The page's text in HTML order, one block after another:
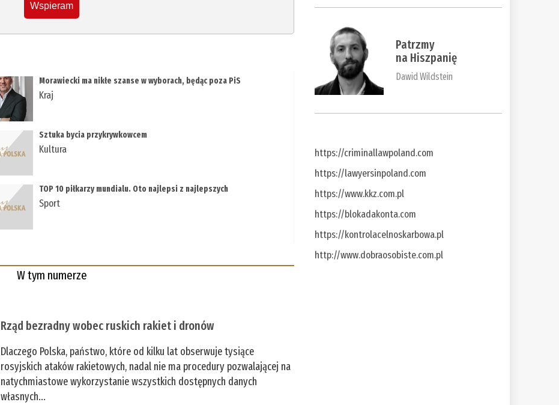
Wspieram
Morawiecki ma nikłe szanse w wyborach, będąc poza PiS
Kraj
Sztuka bycia przykrywkowcem
Kultura
TOP 10 piłkarzy mundialu. Oto najlepsi z najlepszych
Sport
W tym numerze
Rząd bezradny wobec ruskich rakiet i dronów
Dlaczego Polska, państwo, które od kilku lat obserwuje tysiące
rosyjskich ataków rakietowych, nadal nie ma procedury pozwalającej na
natychmiastowe wykorzystanie wszystkich dostępnych danych
własnych...
Patrzmy
na Hiszpanię
Dawid Wildstein
https://criminallawpoland.com
https://lawyersinpoland.com
https://www.kkz.com.pl
https://blokadakonta.com
https://kontrolacelnoskarbowa.pl
http://www.dobraosobiste.com.pl